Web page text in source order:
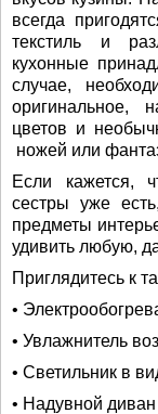
всегда
текстиль и
кухонные
случае,
оригинальное,
цветов и
ножей или
Если кажется,
сестры уже
предметы
удивить любую,
Приглядитесь к
•
• Увлажнитель
• Светильник в
• Надувной